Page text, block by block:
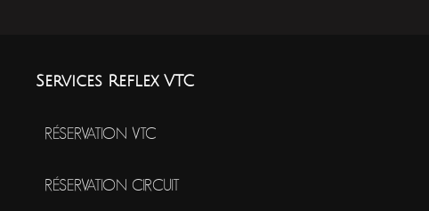
Services Reflex VTC
RÉSERVATION VTC
RÉSERVATION CIRCUIT